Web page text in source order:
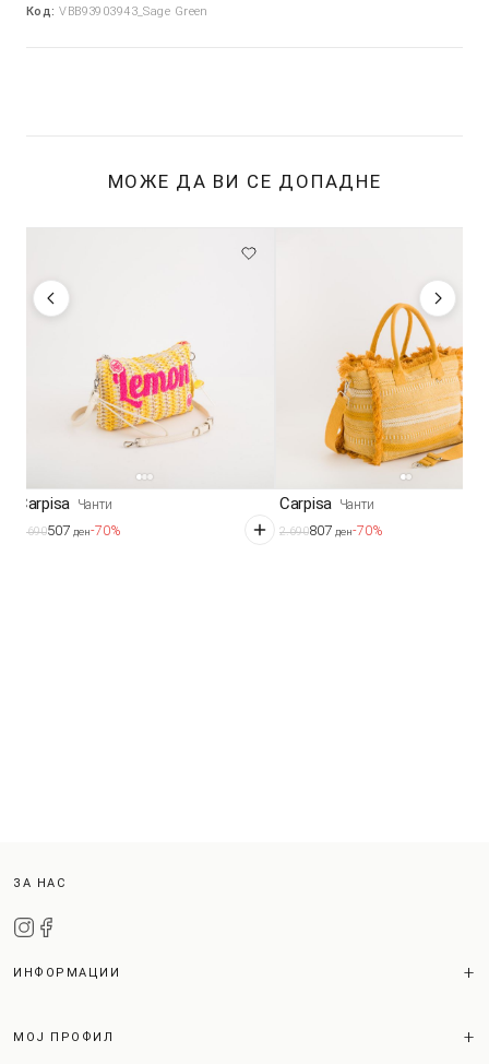
Код: VBB93903943_Sage Green
МОЖЕ ДА ВИ СЕ ДОПАДНЕ
Carpisa Чанти
1.690507 ден-70%
Carpisa Чанти
2.690807 ден-70%
ЗА НАС
ИНФОРМАЦИИ
МОЈ ПРОФИЛ